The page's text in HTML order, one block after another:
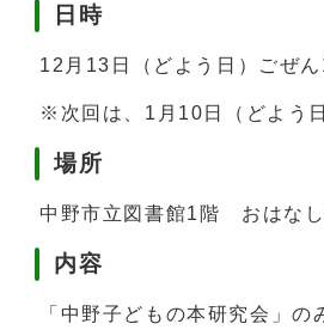
日時
12月13日（どよう日）ごぜ
※次回は、1月10日（どよう
場所
中野市立図書館1階 おはな
内容
「中野子どもの本研究会」